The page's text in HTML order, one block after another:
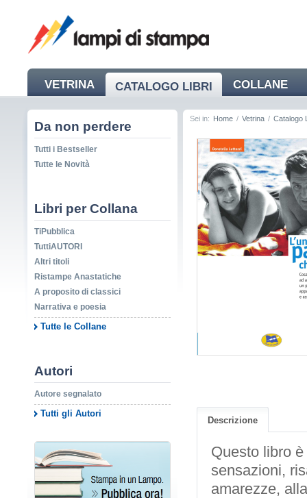
VETRINA CATALOGO LIBRI COLLANE
NEWS
Da non perdere
Tutti i Bestseller
Tutte le Novità
Libri per Collana
TiPubblica
TuttiAUTORI
Altri titoli
Ristampe Anastatiche
A proposito di classici
Narrativa e poesia
Tutte le Collane
Autori
Autore segnalato
Tutti gli Autori
Sei in: Home / Vetrina / Catalogo
Descrizione
Questo libro
sensazioni,
amarezze,